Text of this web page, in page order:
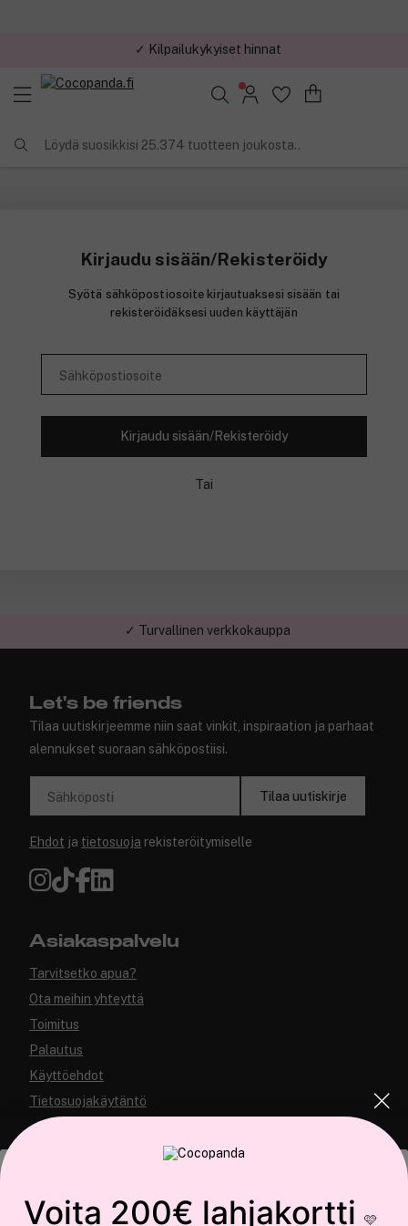
Tämä sivusto käyttää evästeitä
Löydä suosikkisi 25.374 tuotteen joukosta..
Kirjaudu sisään/Rekisteröidy
Syötä sähköpostiosoite kirjautuaksesi sisään tai
rekisteröidäksesi uuden käyttäjän
Sähköpostiosoite
Kirjaudu sisään/Rekisteröidy
Tai
✓ Kilpailukykyiset hinnat
Let's be friends
Tilaa uutiskirjeemme niin saat vinkit, inspiraation ja parhaat
alennukset suoraan sähköpostiisi.
Sähköposti Tilaa uutiskirje
Ehdot ja tietosuoja rekisteröitymiselle
Asiakaspalvelu
Tarvitsetko apua?
Ota meihin yhteyttä
Toimitus
Palautus
Käyttöehdot
Tietosuojakäytäntö
Voita 200€ lahjakortti 🩷